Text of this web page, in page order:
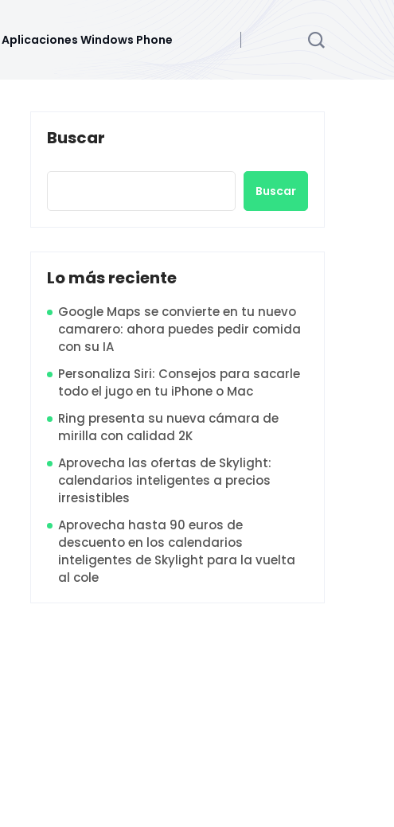
Aplicaciones Windows Phone
Buscar
Buscar
Lo más reciente
Google Maps se convierte en tu nuevo
camarero: ahora puedes pedir comida
con su IA
Personaliza Siri: Consejos para sacarle
todo el jugo en tu iPhone o Mac
Ring presenta su nueva cámara de
mirilla con calidad 2K
Aprovecha las ofertas de Skylight:
calendarios inteligentes a precios
irresistibles
Aprovecha hasta 90 euros de
descuento en los calendarios
inteligentes de Skylight para la vuelta
al cole